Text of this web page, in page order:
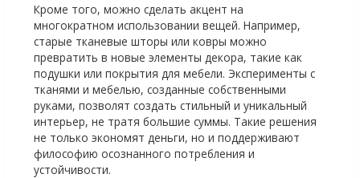
Кроме того, можно сделать акцент на
многократном использовании вещей. Например,
старые тканевые шторы или ковры можно
превратить в новые элементы декора, такие как
подушки или покрытия для мебели. Эксперименты с
тканями и мебелью, созданные собственными
руками, позволят создать стильный и уникальный
интерьер, не тратя большие суммы. Такие решения
не только экономят деньги, но и поддерживают
философию осознанного потребления и
устойчивости.